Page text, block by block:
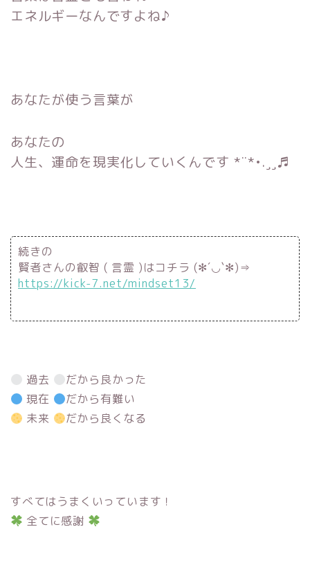
エネルギーなんですよね♪
あなたが使う言葉が
あなたの
人生、運命を現実化していくんです *¨*•.¸¸♬
続きの
賢者さんの叡智 ( 言霊 )はコチラ (✻´◡`✻)⇒
https://kick-7.net/mindset13/
過去
だから良かった
現在
だから有難い
未来
だから良くなる
すべてはうまくいっています！
全てに感謝